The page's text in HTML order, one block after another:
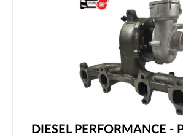
DIESEL PERFORMANCE -